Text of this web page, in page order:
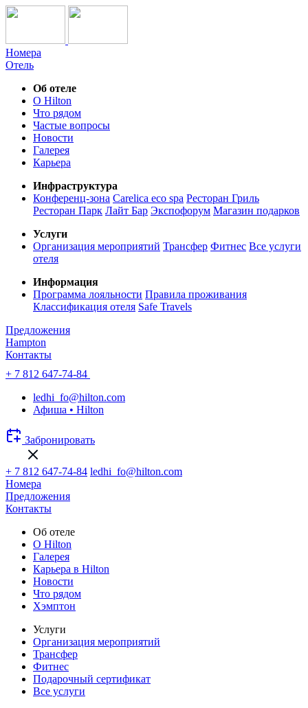
Номера
Отель
Об отеле
О Hilton
Что рядом
Частые вопросы
Новости
Галерея
Карьера
Инфраструктура
Конференц-зона Carelica eco spa Ресторан Гриль
Ресторан Парк Лайт Бар Экспофорум Магазин подарков
Услуги
Организация мероприятий Трансфер Фитнес Все услуги
отеля
Информация
Программа лояльности Правила проживания
Классификация отеля Safe Travels
Предложения
Hampton
Контакты
+ 7 812 647-74-84
ledhi_fo@hilton.com
Афиша • Hilton
Забронировать
+ 7 812 647-74-84 ledhi_fo@hilton.com
Номера
Предложения
Контакты
Об отеле
О Hilton
Галерея
Карьера в Hilton
Новости
Что рядом
Хэмптон
Услуги
Организация мероприятий
Трансфер
Фитнес
Подарочный сертификат
Все услуги